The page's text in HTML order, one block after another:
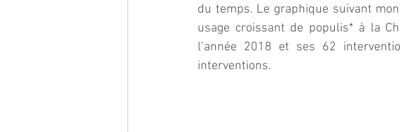
du temps. Le graphique suivant
usage croissant de populis* à la
l’année 2018 et ses 62
interventions.